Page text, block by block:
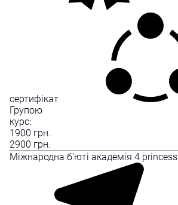
сертифікат
Групою
курс:
1900 грн.
2900 грн.
Міжнародна б'юті академія 4 princess